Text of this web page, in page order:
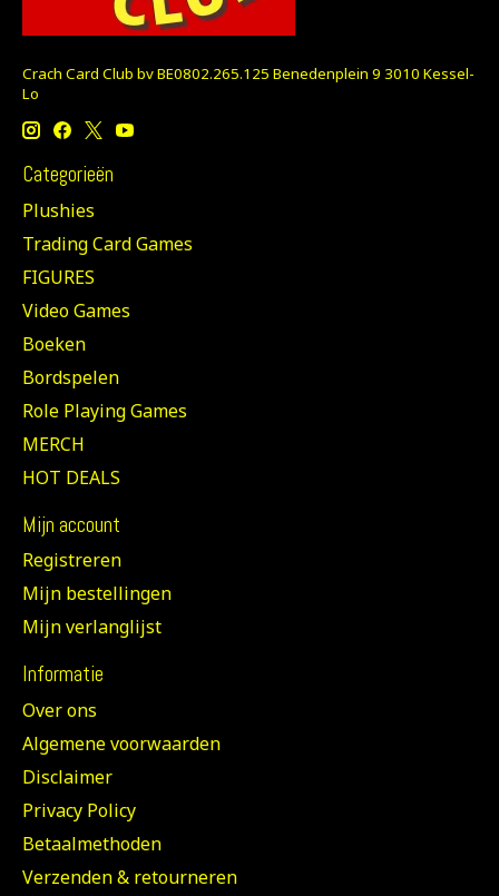
Crach Card Club bv BE0802.265.125 Benedenplein 9 3010 Kessel-
Lo
Categorieën
Plushies
Trading Card Games
FIGURES
Video Games
Boeken
Bordspelen
Role Playing Games
MERCH
HOT DEALS
Mijn account
Registreren
Mijn bestellingen
Mijn verlanglijst
Informatie
Over ons
Algemene voorwaarden
Disclaimer
Privacy Policy
Betaalmethoden
Verzenden & retourneren